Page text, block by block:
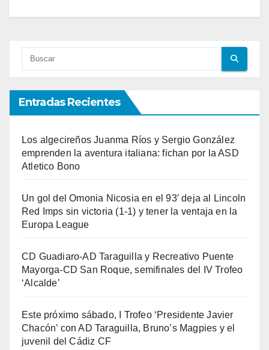
Entradas Recientes
Los algecireños Juanma Ríos y Sergio González
emprenden la aventura italiana: fichan por la ASD
Atletico Bono
Un gol del Omonia Nicosia en el 93′ deja al Lincoln
Red Imps sin victoria (1-1) y tener la ventaja en la
Europa League
CD Guadiaro-AD Taraguilla y Recreativo Puente
Mayorga-CD San Roque, semifinales del IV Trofeo
‘Alcalde’
Este próximo sábado, I Trofeo ‘Presidente Javier
Chacón’ con AD Taraguilla, Bruno’s Magpies y el
juvenil del Cádiz CF